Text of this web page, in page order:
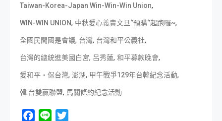
Taiwan-Korea-Japan Win-Win-Win Union,
WIN-WIN UNION, 中秋愛心義賣文旦‘’預購‘’起跑囉~,
全國民間國是會議, 台灣, 台灣和平公義社,
台灣的總統進美國白宮, 呂秀蓮, 和平募款晚會,
愛和平‧保台灣, 澎湖, 甲午戰爭129年台韓紀念活動,
韓 台雙贏聯盟, 馬關條約紀念活動
Facebook
Line